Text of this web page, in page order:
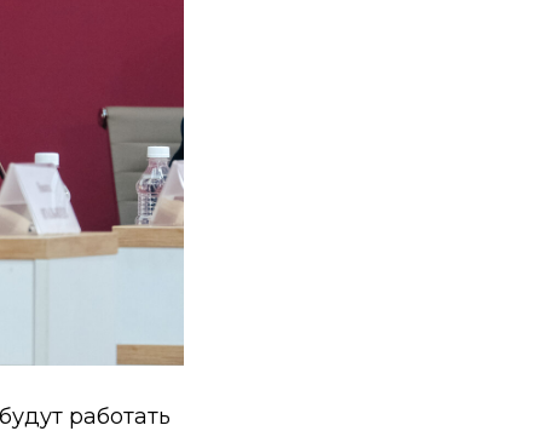
работать